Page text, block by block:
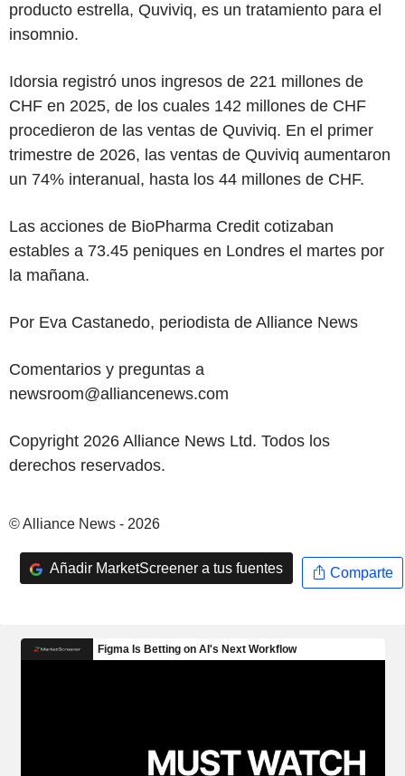
producto estrella, Quviviq, es un tratamiento para el
insomnio.
Idorsia registró unos ingresos de 221 millones de
CHF en 2025, de los cuales 142 millones de CHF
procedieron de las ventas de Quviviq. En el primer
trimestre de 2026, las ventas de Quviviq aumentaron
un 74% interanual, hasta los 44 millones de CHF.
Las acciones de BioPharma Credit cotizaban
estables a 73.45 peniques en Londres el martes por
la mañana.
Por Eva Castanedo, periodista de Alliance News
Comentarios y preguntas a
newsroom@alliancenews.com
Copyright 2026 Alliance News Ltd. Todos los
derechos reservados.
© Alliance News - 2026
Añadir MarketScreener a tus fuentes Comparte